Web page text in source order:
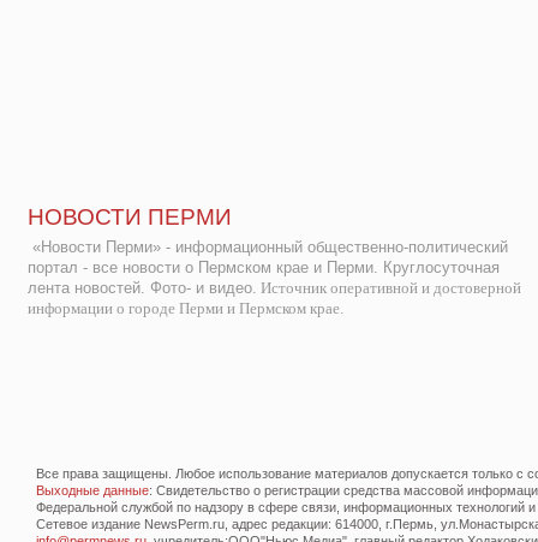
НОВОСТИ ПЕРМИ
«Новости Перми» - информационный общественно-политический
портал - все новости о Пермском крае и Перми. Круглосуточная
лента новостей. Фото- и видео. Источник оперативной и достоверной
информации о городе Перми и Пермском крае.
Все права защищены. Любое использование материалов допускается только с
Выходные данные: Свидетельство о регистрации средства массовой
Федеральной службой по надзору в сфере связи, информационных технологий
Сетевое издание NewsPerm.ru, адрес редакции: 614000, г.Пермь,